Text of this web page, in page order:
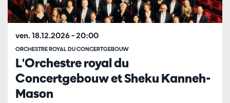
L'Orchestre royal du
Concertgebouw et Sheku Kanneh-
Mason
ORCHESTRE ROYAL DU CONCERTGEBOUW
ven. 18.12.2026– 20:00